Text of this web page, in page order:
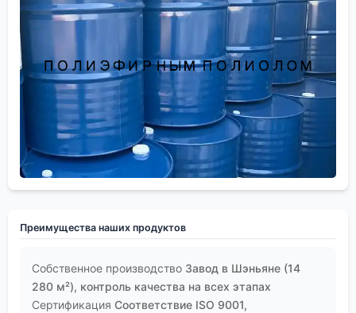
Преимущества наших продуктов
Собственное производство Завод в Шэньяне (14
280 м²), контроль качества на всех этапах
Сертификация Соответствие ISO 9001,